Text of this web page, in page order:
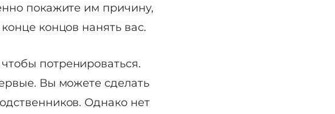
покажите им причину,
концов нанять вас.
потренироваться.
Вы можете сделать
Однако нет